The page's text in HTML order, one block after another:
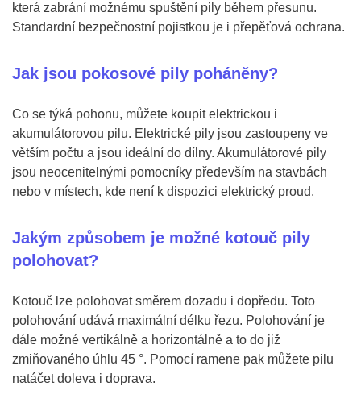
která zabrání možnému spuštění pily během přesunu.
Standardní bezpečnostní pojistkou je i přepěťová ochrana.
Jak jsou pokosové pily poháněny?
Co se týká pohonu, můžete koupit elektrickou i
akumulátorovou pilu. Elektrické pily jsou zastoupeny ve
větším počtu a jsou ideální do dílny. Akumulátorové pily
jsou neocenitelnými pomocníky především na stavbách
nebo v místech, kde není k dispozici elektrický proud.
Jakým způsobem je možné kotouč pily
polohovat?
Kotouč lze polohovat směrem dozadu i dopředu. Toto
polohování udává maximální délku řezu. Polohování je
dále možné vertikálně a horizontálně a to do již
zmiňovaného úhlu 45 °. Pomocí ramene pak můžete pilu
natáčet doleva i doprava.